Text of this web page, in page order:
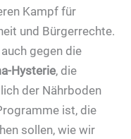
Kampf für
und Bürgerrechte.
gegen die
Hysterie, die
der Nährboden
ist, die
sollen, wie wir